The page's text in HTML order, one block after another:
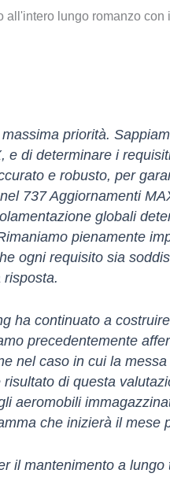
all'intero lungo romanzo con il
priorità.
e di determinare i
e robusto, per
737 Aggiornamenti
globali
pienamente
ogni requisito sia
ha continuato a
precedentemente
nel caso in cui la
di questa
aeromobili
che inizierà il mese
il mantenimento a lungo